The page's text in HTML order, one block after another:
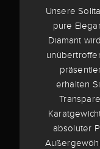
Unsere
pure
Diamant
erhalten
absoluter